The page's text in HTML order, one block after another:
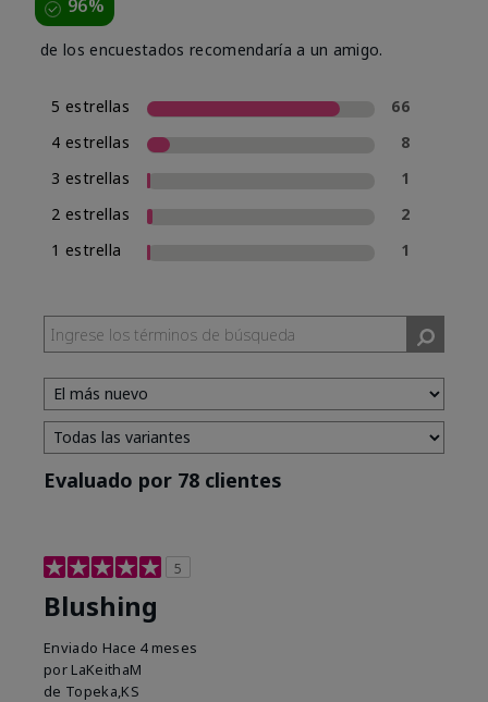
96%
de los encuestados recomendaría a un amigo.
5 estrellas
66
4 estrellas
8
3 estrellas
1
2 estrellas
2
1 estrella
1
Evaluado por 78 clientes
5
Blushing
Enviado Hace 4 meses
por LaKeithaM
de Topeka,KS